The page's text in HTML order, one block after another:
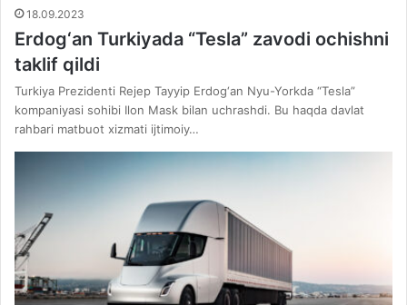
18.09.2023
Erdog‘an Turkiyada “Tesla” zavodi ochishni
taklif qildi
Turkiya Prezidenti Rejep Tayyip Erdog‘an Nyu-Yorkda “Tesla”
kompaniyasi sohibi Ilon Mask bilan uchrashdi. Bu haqda davlat
rahbari matbuot xizmati ijtimoiy…